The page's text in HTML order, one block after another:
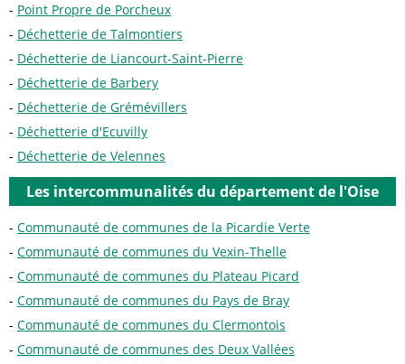
Point Propre de Porcheux
Déchetterie de Talmontiers
Déchetterie de Liancourt-Saint-Pierre
Déchetterie de Barbery
Déchetterie de Grémévillers
Déchetterie d'Ecuvilly
Déchetterie de Velennes
Les intercommunalités du département de l'Oise
Communauté de communes de la Picardie Verte
Communauté de communes du Vexin-Thelle
Communauté de communes du Plateau Picard
Communauté de communes du Pays de Bray
Communauté de communes du Clermontois
Communauté de communes des Deux Vallées